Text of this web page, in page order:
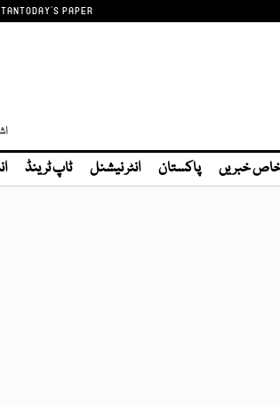
TODAY'S PAPER
خبریں پاکستان انٹر نیشنل ٹاپ ٹرینڈ